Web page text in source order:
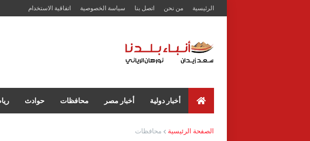
الرئيسية من نحن اتصل بنا سياسة الخصوصية اتفاقية الاستخدام
أخبار دولية أخبار مصر محافظات حوادث
الصفحة الرئيسية محافظات